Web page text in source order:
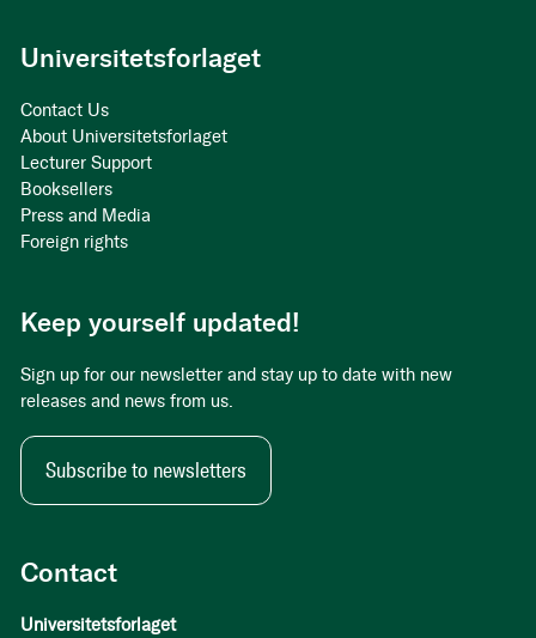
Contact
Universitetsforlaget
Universitetsforlaget
Contact Us
About Universitetsforlaget
Lecturer Support
Booksellers
Press and Media
Foreign rights
Keep yourself updated!
Sign up for our newsletter and stay up to date with new
releases and news from us.
Subscribe to newsletters